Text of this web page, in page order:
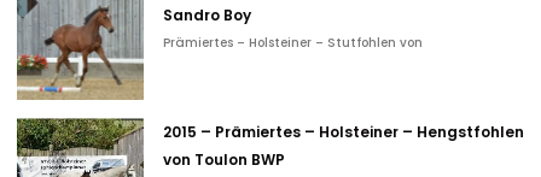
Sandro Boy
Prämiertes – Holsteiner – Stutfohlen von
2015 – Prämiertes – Holsteiner – Hengstfohlen
von Toulon BWP